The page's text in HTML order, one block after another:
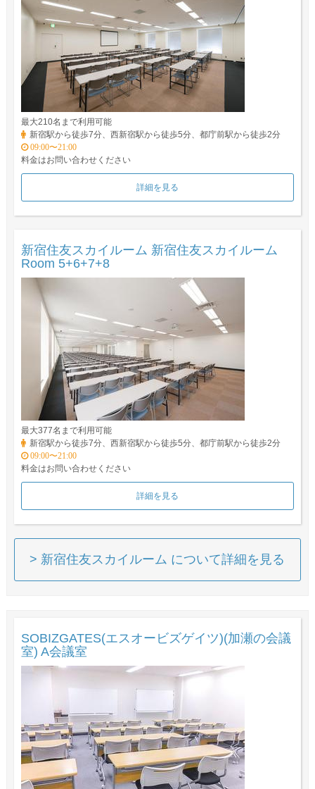
最大210名まで利用可能
新宿駅から徒歩7分、西新宿駅から徒歩5分、都庁前駅から徒歩2分
09:00〜21:00
料金はお問い合わせください
詳細を見る
新宿住友スカイルーム 新宿住友スカイルーム
Room 5+6+7+8
最大377名まで利用可能
新宿駅から徒歩7分、西新宿駅から徒歩5分、都庁前駅から徒歩2分
09:00〜21:00
料金はお問い合わせください
詳細を見る
> 新宿住友スカイルーム について詳細を見る
SOBIZGATES(エスオービズゲイツ)(加瀬の会議
室) A会議室